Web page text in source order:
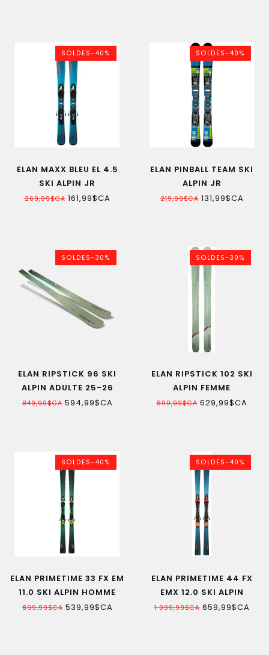
SOLDES-40%
ELAN MAXX BLEU EL 4.5
SKI ALPIN JR
269,99$CA161,99$CA
SOLDES-40%
ELAN PINBALL TEAM SKI
ALPIN JR
219,99$CA131,99$CA
SOLDES-30%
ELAN RIPSTICK 96 SKI
ALPIN ADULTE 25-26
849,99$CA594,99$CA
SOLDES-30%
ELAN RIPSTICK 102 SKI
ALPIN FEMME
899,99$CA629,99$CA
SOLDES-40%
ELAN PRIMETIME 33 FX EM
11.0 SKI ALPIN HOMME
899,99$CA539,99$CA
SOLDES-40%
ELAN PRIMETIME 44 FX
EMX 12.0 SKI ALPIN
HOMME
1 099,99$CA659,99$CA